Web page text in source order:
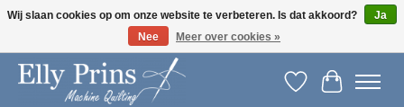
Let op: gewijzigde openingstijden!
Verlanglijst
Wij slaan cookies op om onze website te verbeteren. Is dat akkoord?
Ja
Nee
Meer over cookies »